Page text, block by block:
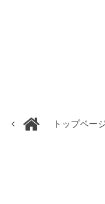
トップペー